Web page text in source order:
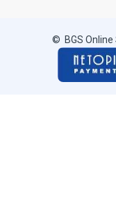
© BGS Online